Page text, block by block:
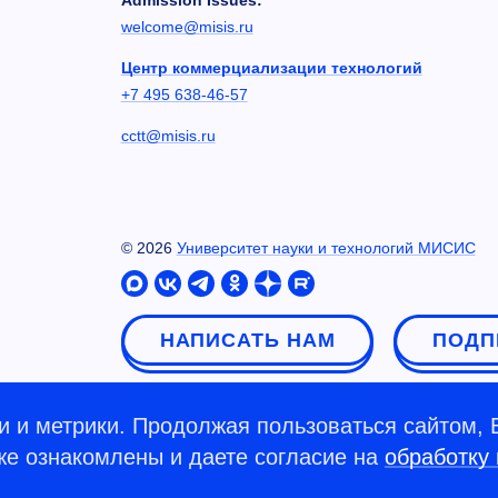
welcome@misis.ru
Центр коммерциализации технологий
+7 495 638-46-57
cctt@misis.ru
© 2026 Университет науки и технологий МИСИС
НАПИСАТЬ НАМ
метрики. Продолжая пользоваться сайтом,
ознакомлены и даете согласие на